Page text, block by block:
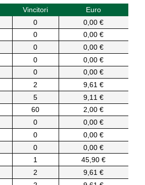
Vincitori
Euro
0
0,00 €
0
0,00 €
0
0,00 €
0
0,00 €
0
0,00 €
2
9,61 €
5
9,11 €
60
2,00 €
0
0,00 €
0
0,00 €
0
0,00 €
1
45,90 €
2
9,61 €